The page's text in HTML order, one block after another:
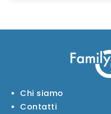
Chi siamo
Contatti